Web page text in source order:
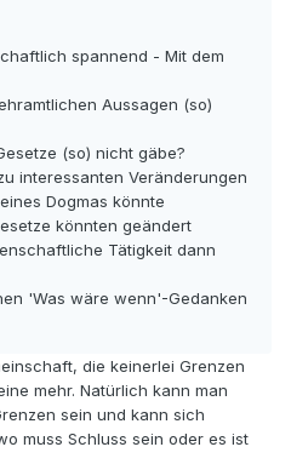
spannend - Mit dem
Aussagen (so)
(so) nicht gäbe?
interessanten Veränderungen
Dogmas könnte
könnten geändert
Tätigkeit dann
'Was wäre wenn'-Gedanken
die keinerlei Grenzen
mehr. Natürlich kann man
sein und kann sich
muss Schluss sein oder es ist